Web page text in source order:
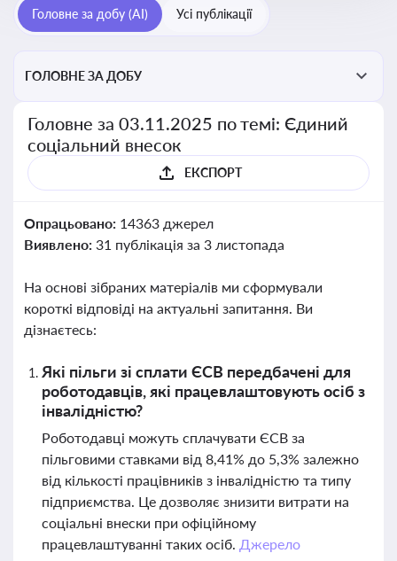
Головне за добу (AI) Усі публікації
ГОЛОВНЕ ЗА ДОБУ
Головне за 03.11.2025 по темі: Єдиний
соціальний внесок
ЕКСПОРТ
Опрацьовано: 14363 джерел
Виявлено: 31 публікація за 3 листопада
На основі зібраних матеріалів ми сформували
короткі відповіді на актуальні запитання. Ви
дізнаєтесь:
Які пільги зі сплати ЄСВ передбачені для
роботодавців, які працевлаштовують осіб з
інвалідністю?
Роботодавці можуть сплачувати ЄСВ за
пільговими ставками від 8,41% до 5,3% залежно
від кількості працівників з інвалідністю та типу
підприємства. Це дозволяє знизити витрати на
соціальні внески при офіційному
працевлаштуванні таких осіб. Джерело